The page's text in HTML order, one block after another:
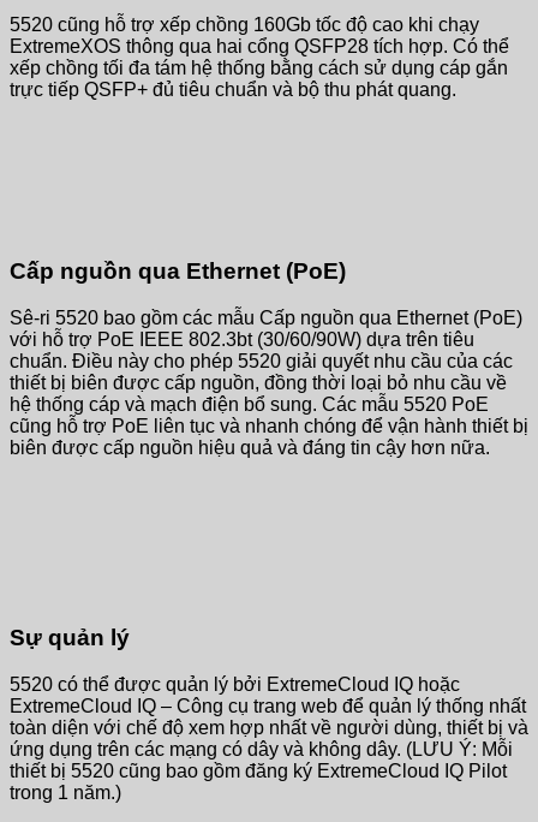
5520 cũng hỗ trợ xếp chồng 160Gb tốc độ cao khi chạy
ExtremeXOS thông qua hai cổng QSFP28 tích hợp. Có thể
xếp chồng tối đa tám hệ thống bằng cách sử dụng cáp gắn
trực tiếp QSFP+ đủ tiêu chuẩn và bộ thu phát quang.
Cấp nguồn qua Ethernet (PoE)
Sê-ri 5520 bao gồm các mẫu Cấp nguồn qua Ethernet (PoE)
với hỗ trợ PoE IEEE 802.3bt (30/60/90W) dựa trên tiêu
chuẩn. Điều này cho phép 5520 giải quyết nhu cầu của các
thiết bị biên được cấp nguồn, đồng thời loại bỏ nhu cầu về
hệ thống cáp và mạch điện bổ sung. Các mẫu 5520 PoE
cũng hỗ trợ PoE liên tục và nhanh chóng để vận hành thiết bị
biên được cấp nguồn hiệu quả và đáng tin cậy hơn nữa.
Sự quản lý
5520 có thể được quản lý bởi ExtremeCloud IQ hoặc
ExtremeCloud IQ – Công cụ trang web để quản lý thống nhất
toàn diện với chế độ xem hợp nhất về người dùng, thiết bị và
ứng dụng trên các mạng có dây và không dây. (LƯU Ý: Mỗi
thiết bị 5520 cũng bao gồm đăng ký ExtremeCloud IQ Pilot
trong 1 năm.)